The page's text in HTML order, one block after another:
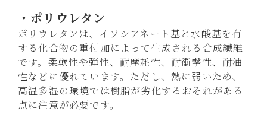
・ポリウレタン
ポリウレタンは、イソシアネート基と水酸基を有
する化合物の重付加によって生成される合成繊維
です。柔軟性や弾性、耐摩耗性、耐衝撃性、耐油
性などに優れています。ただし、熱に弱いため、
高温多湿の環境では樹脂が劣化するおそれがある
点に注意が必要です。